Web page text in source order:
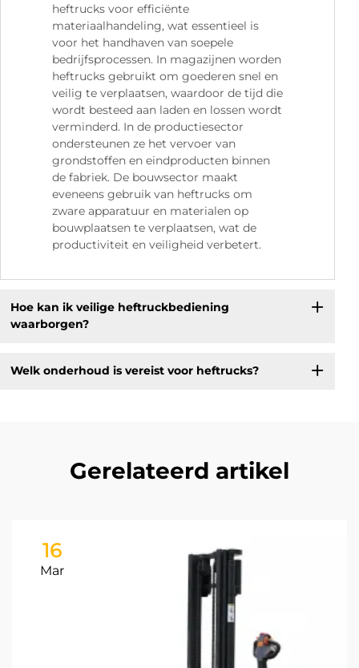
heftrucks voor efficiënte
materiaalhandeling, wat essentieel is
voor het handhaven van soepele
bedrijfsprocessen. In magazijnen worden
heftrucks gebruikt om goederen snel en
veilig te verplaatsen, waardoor de tijd die
wordt besteed aan laden en lossen wordt
verminderd. In de productiesector
ondersteunen ze het vervoer van
grondstoffen en eindproducten binnen
de fabriek. De bouwsector maakt
eveneens gebruik van heftrucks om
zware apparatuur en materialen op
bouwplaatsen te verplaatsen, wat de
productiviteit en veiligheid verbetert.
Hoe kan ik veilige heftruckbediening
waarborgen?
Welk onderhoud is vereist voor heftrucks?
Gerelateerd artikel
16
Mar